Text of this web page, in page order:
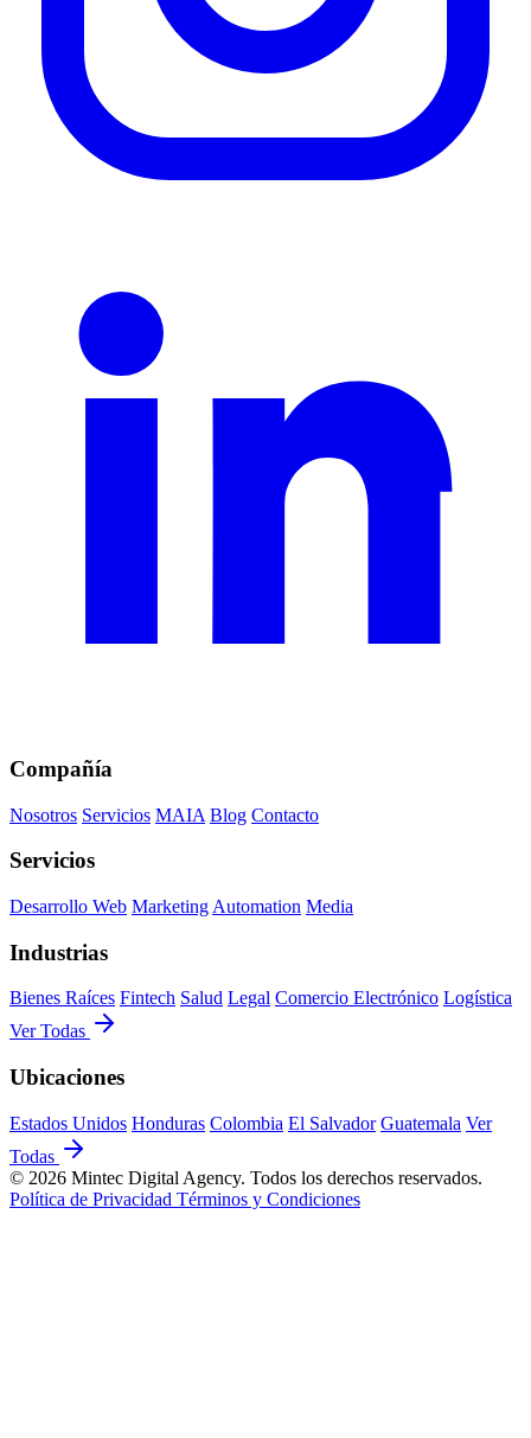
Compañía
Nosotros Servicios MAIA Blog Contacto
Servicios
Desarrollo Web Marketing Automation Media
Industrias
Bienes Raíces Fintech Salud Legal Comercio Electrónico Logística
Ver Todas
Ubicaciones
Estados Unidos Honduras Colombia El Salvador Guatemala Ver
Todas
© 2026 Mintec Digital Agency. Todos los derechos reservados.
Política de Privacidad Términos y Condiciones